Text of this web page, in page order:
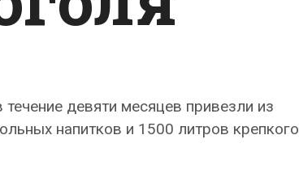
девяти месяцев привезли из
напитков и 1500 литров крепкого